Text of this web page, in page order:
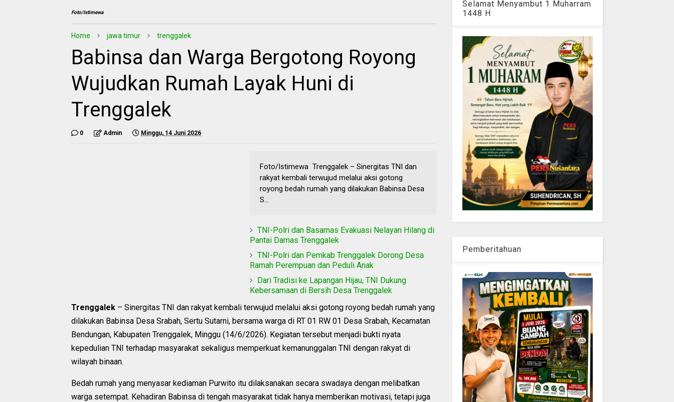
Foto/Istimewa
Home jawa timur trenggalek
Babinsa dan Warga Bergotong Royong
Wujudkan Rumah Layak Huni di
Trenggalek
0 Admin Minggu, 14 Juni 2026
Foto/Istimewa Trenggalek – Sinergitas TNI dan
rakyat kembali terwujud melalui aksi gotong
royong bedah rumah yang dilakukan Babinsa Desa
S...
TNI-Polri dan Basarnas Evakuasi Nelayan Hilang di
Pantai Damas Trenggalek
TNI-Polri dan Pemkab Trenggalek Dorong Desa
Ramah Perempuan dan Peduli Anak
Dari Tradisi ke Lapangan Hijau, TNI Dukung
Kebersamaan di Bersih Desa Trenggalek
Trenggalek – Sinergitas TNI dan rakyat kembali terwujud melalui aksi gotong royong bedah rumah yang
dilakukan Babinsa Desa Srabah, Sertu Sutarni, bersama warga di RT 01 RW 01 Desa Srabah, Kecamatan
Bendungan, Kabupaten Trenggalek, Minggu (14/6/2026). Kegiatan tersebut menjadi bukti nyata
kepedulian TNI terhadap masyarakat sekaligus memperkuat kemanunggalan TNI dengan rakyat di
wilayah binaan.
Bedah rumah yang menyasar kediaman Purwito itu dilaksanakan secara swadaya dengan melibatkan
warga setempat. Kehadiran Babinsa di tengah masyarakat tidak hanya memberikan motivasi, tetapi juga
Selamat Menyambut 1 Muharram
1448 H
Pemberitahuan